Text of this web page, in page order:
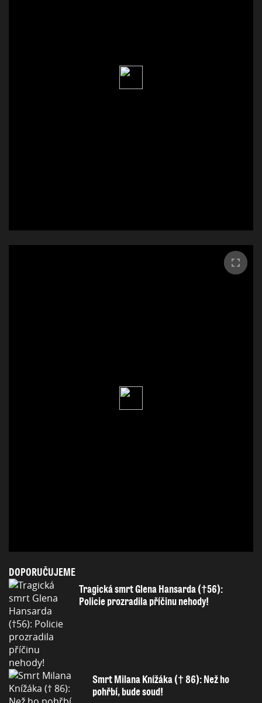
DOPORUČUJEME
Tragická smrt Glena Hansarda (†56):
Policie prozradila příčinu nehody!
Smrt Milana Knížáka († 86): Než ho
pohřbí, bude soud!